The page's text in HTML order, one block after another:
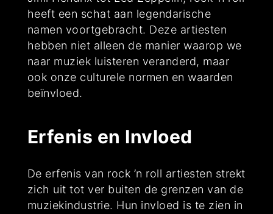
heeft een schat aan legendarische
namen voortgebracht. Deze artiesten
hebben niet alleen de manier waarop we
naar muziek luisteren veranderd, maar
ook onze culturele normen en waarden
beïnvloed.
Erfenis en Invloed
De erfenis van rock ’n roll artiesten strekt
zich uit tot ver buiten de grenzen van de
muziekindustrie. Hun invloed is te zien in